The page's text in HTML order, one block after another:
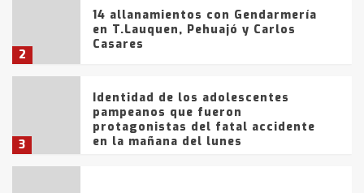
2
14 allanamientos con Gendarmería
en T.Lauquen, Pehuajó y Carlos
Casares
3
Identidad de los adolescentes
pampeanos que fueron
protagonistas del fatal accidente
en la mañana del lunes